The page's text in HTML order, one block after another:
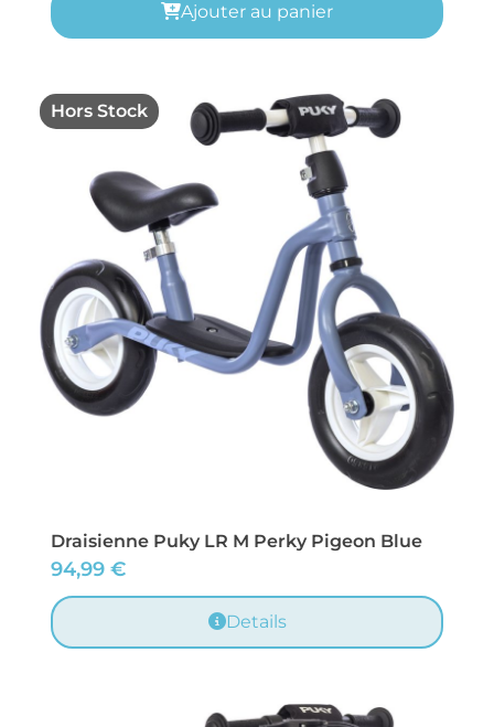
Ajouter au panier
Hors Stock
Draisienne Puky LR M Perky Pigeon Blue
94,99 €
Details